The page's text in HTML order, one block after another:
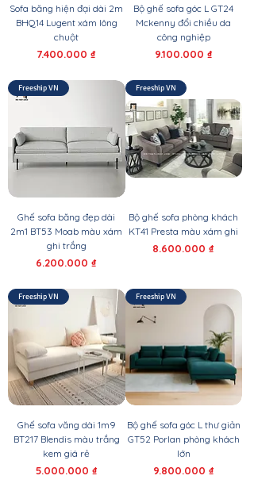
Sofa băng hiện đại dài 2m
BHQ14 Lugent xám lông
chuột
Giá
7.400.000 ₫
Bộ ghế sofa góc L GT24
Mckenny đổi chiều da
công nghiệp
Giá
9.100.000 ₫
Freeship VN
Ghế sofa băng đẹp dài
2m1 BT53 Moab màu xám
ghi trắng
Giá
6.200.000 ₫
Freeship VN
Bộ ghế sofa phòng khách
KT41 Presta màu xám ghi
Giá
8.600.000 ₫
Freeship VN
Ghế sofa văng dài 1m9
BT217 Blendis màu trắng
kem giá rẻ
Giá
5.000.000 ₫
Freeship VN
Bộ ghế sofa góc L thư giản
GT52 Porlan phòng khách
lớn
Giá
9.800.000 ₫